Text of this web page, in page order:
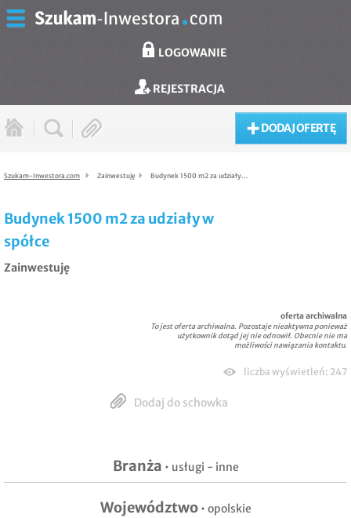
LOGOWANIE
REJESTRACJA
DODAJ OFERTĘ
Szukam-Inwestora.com Zainwestuję Budynek 1500 m2 za udziały…
Branża • usługi - inne
Województwo • opolskie
Budynek 1500 m2 za udziały w
spółce
Zainwestuję
oferta archiwalna
To jest oferta archiwalna. Pozostaje nieaktywna ponieważ
użytkownik dotąd jej nie odnowił. Obecnie nie ma
możliwości nawiązania kontaktu.
liczba wyświetleń: 247
Dodaj do schowka